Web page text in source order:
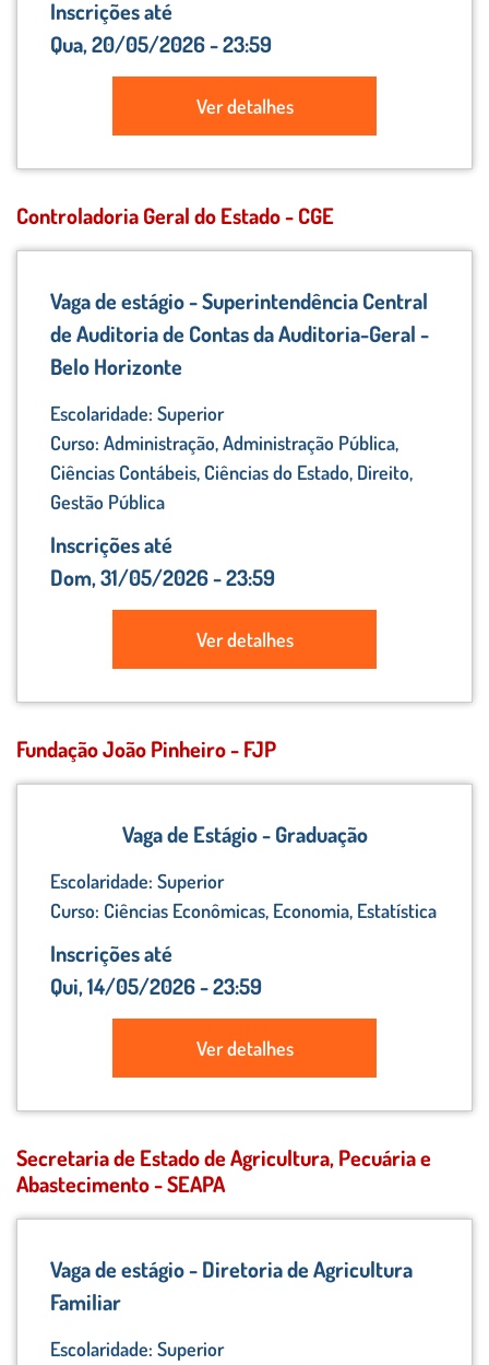
Inscrições até
Qua, 20/05/2026 - 23:59
Ver detalhes
Controladoria Geral do Estado - CGE
Vaga de estágio - Superintendência Central
de Auditoria de Contas da Auditoria-Geral -
Belo Horizonte
Escolaridade: Superior
Curso: Administração, Administração Pública,
Ciências Contábeis, Ciências do Estado, Direito,
Gestão Pública
Inscrições até
Dom, 31/05/2026 - 23:59
Ver detalhes
Fundação João Pinheiro - FJP
Vaga de Estágio - Graduação
Escolaridade: Superior
Curso: Ciências Econômicas, Economia, Estatística
Inscrições até
Qui, 14/05/2026 - 23:59
Ver detalhes
Secretaria de Estado de Agricultura, Pecuária e
Abastecimento - SEAPA
Vaga de estágio - Diretoria de Agricultura
Familiar
Escolaridade: Superior